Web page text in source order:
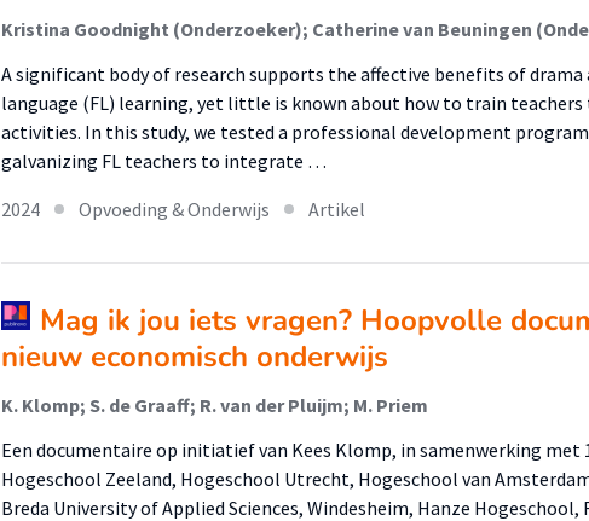
A significant body of research supports the affective benefits of
language (FL) learning, yet little is known about how to train
activities. In this study, we tested a professional development
galvanizing FL teachers to integrate …
2024
Opvoeding & Onderwijs Artikel
Mag ik jou iets vragen? Hoopvolle
nieuw economisch onderwijs
K. Klomp; S. de Graaff; R. van der Pluijm; M. Priem
Een documentaire op initiatief van Kees Klomp, in samenwerking met
Hogeschool Zeeland, Hogeschool Utrecht, Hogeschool van
Breda University of Applied Sciences, Windesheim, Hanze Hogeschool,